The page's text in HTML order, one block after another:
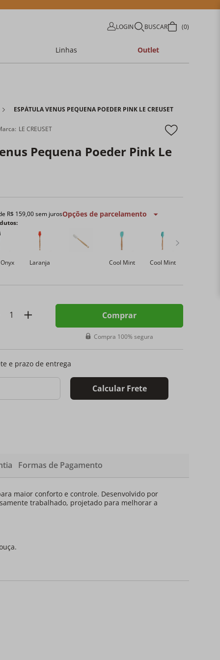
LOGIN BUSCAR 0
Linhas Outlet
ESPÁTULA VENUS PEQUENA POEDER PINK LE CREUSET
LE CREUSET
Pequena Poeder Pink Le
R$ 159,00sem jurosOpções de parcelamento
Laranja Cool Mint Cool Mint
Comprar
Compra 100% segura
e prazo de entrega
Calcular Frete
Formas de Pagamento
maior conforto e controle. Desenvolvido por
trabalhado, projetado para melhorar a